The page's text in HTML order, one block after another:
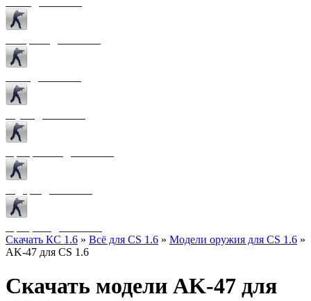
Скачать КС 1.6 » Всё для CS 1.6 » Модели оружия для CS 1.6 »
AK-47 для CS 1.6
Скачать модели AK-47 для